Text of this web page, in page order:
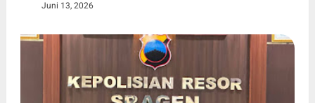
Juni 13, 2026